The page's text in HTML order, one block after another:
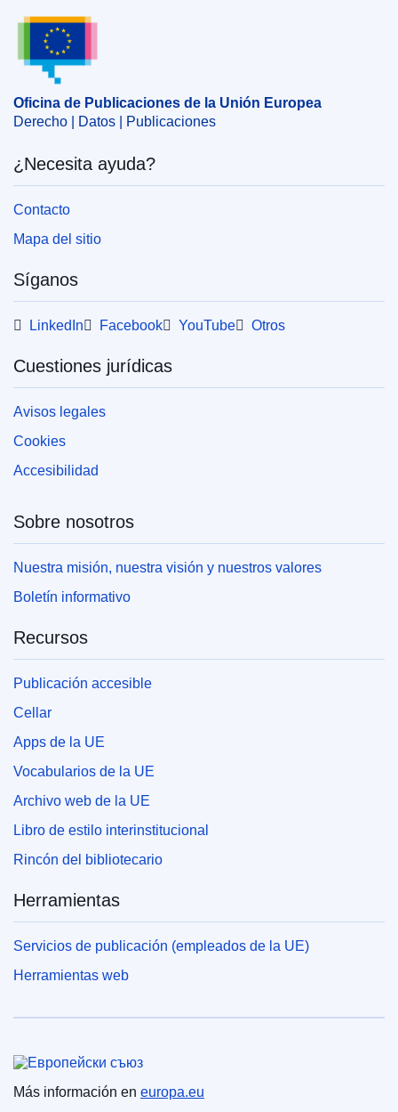
Oficina de Publicaciones de la Unión Europea
Oficina de Publicaciones de la Unión Europea
Derecho | Datos | Publicaciones
¿Necesita ayuda?
Contacto
Mapa del sitio
Síganos
LinkedIn Facebook YouTube Otros
Cuestiones jurídicas
Avisos legales
Cookies
Accesibilidad
Sobre nosotros
Nuestra misión, nuestra visión y nuestros valores
Boletín informativo
Recursos
Publicación accesible
Cellar
Apps de la UE
Vocabularios de la UE
Archivo web de la UE
Libro de estilo interinstitucional
Rincón del bibliotecario
Herramientas
Servicios de publicación (empleados de la UE)
Herramientas web
Unión Europea
Más información en europa.eu